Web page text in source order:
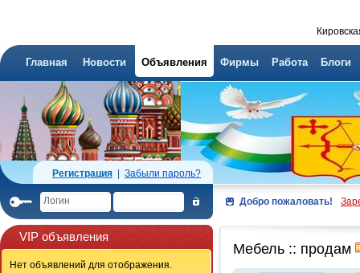
Главная Новости Объявления Фирмы Работа Блоги
Регистрация Забыли пароль?
Добро пожаловать!
VIP объявления
Нет объявлений для отображения.
Мебель :: продам